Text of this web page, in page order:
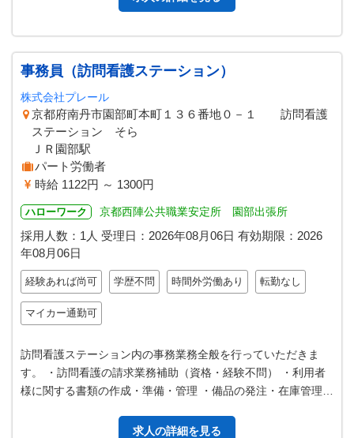
事務員（訪問看護ステーション）
株式会社プレール
京都府南丹市園部町本町１３６番地０－１ 訪問看護
ステーション そら
ＪＲ園部駅
パート労働者
時給 1122円 ～ 1300円
ハローワーク 京都西陣公共職業安定所 園部出張所
採用人数：1人 受理日： 2026年08月06日 有効期限： 2026
年08月06日
経験あれば尚可 学歴不問 時間外労働あり 転勤なし
マイカー通勤可
訪問看護ステーション内の事務業務全般を行っていただきま
す。 ・訪問看護の請求業務補助（資格・経験不問） ・利用者
様に関する書類の作成・準備・管理 ・備品の発注・在庫管理
求人の詳細を見る